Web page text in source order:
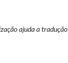
ajuda a tradução